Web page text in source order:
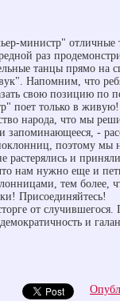
министр"
раз
танцы прямо на
Напомним, что
свою позицию по
поет только в живую!
народа, что мы
запоминающееся, -
поэтому
растерялись и
нам нужно еще и
тем более,
Присоединяйтесь!
от
и